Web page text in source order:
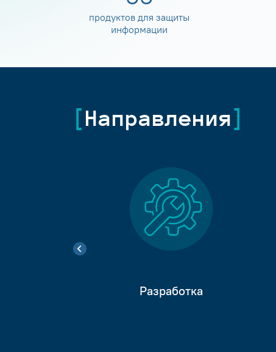
продуктов для защиты
информации
Направления
Разработка